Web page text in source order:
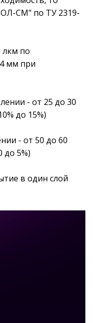
СМ" по ТУ 2319-
лкм по
мм при
- от 25 до 30
до 15%)
- от 50 до 60
до 5%)
в один слой